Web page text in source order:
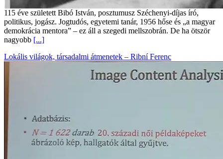
115 éve született Bibó István, posztumusz Széchenyi-díjas író,
politikus, jogász. Jogtudós, egyetemi tanár, 1956 hőse és „a magyar
demokrácia mentora” – ez áll a szegedi mellszobrán. De ha ötször
nagyobb [...]
Lokális világok, társadalmi átmenetek – Ribní Ferenc